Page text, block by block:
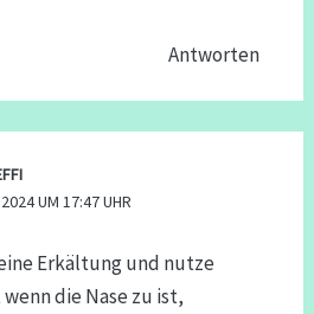
Antworten
UM 17:47 UHR
Erkältung und nutze
die Nase zu ist,